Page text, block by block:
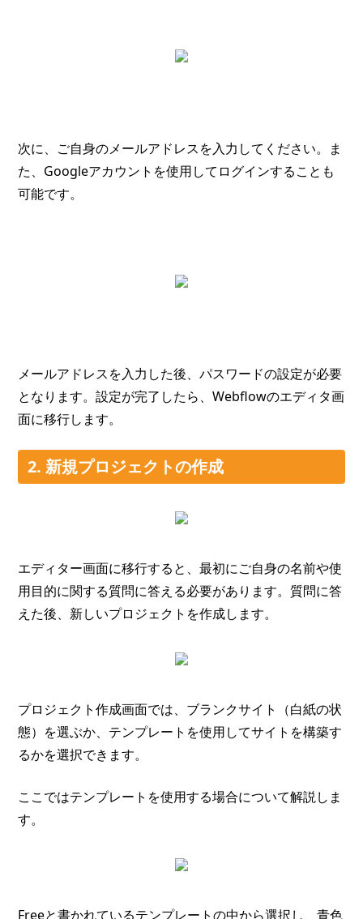
次に、ご自身のメールアドレスを入力してください。ま
た、Googleアカウントを使用してログインすることも
可能です。
メールアドレスを入力した後、パスワードの設定が必要
となります。設定が完了したら、Webflowのエディタ画
面に移行します。
2. 新規プロジェクトの作成
エディター画面に移行すると、最初にご自身の名前や使
用目的に関する質問に答える必要があります。質問に答
えた後、新しいプロジェクトを作成します。
プロジェクト作成画面では、ブランクサイト（白紙の状
態）を選ぶか、テンプレートを使用してサイトを構築す
るかを選択できます。
ここではテンプレートを使用する場合について解説しま
す。
Freeと書かれているテンプレートの中から選択し、青色